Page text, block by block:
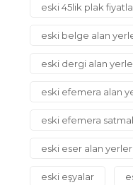
eski 45lik plak
eski belge alan
eski dergi alan
eski efemera alan
eski efemera
eski eser alan yerler
eski eşyalar